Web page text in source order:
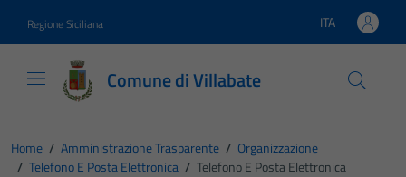
Regione Siciliana Lingua attiva:
ITA
Comune di Villabate
Home / Amministrazione Trasparente / Organizzazione
/ Telefono E Posta Elettronica / Telefono E Posta Elettronica